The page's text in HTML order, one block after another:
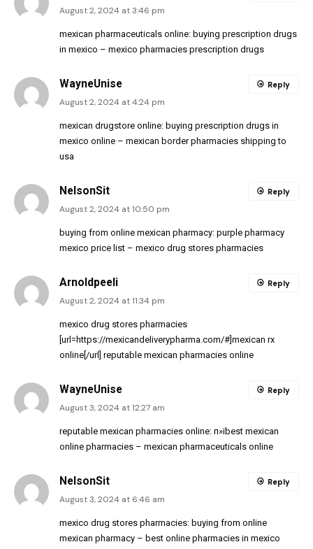
August 2, 2024 at 3:46 pm
mexican pharmaceuticals online: buying prescription drugs
in mexico – mexico pharmacies prescription drugs
WayneUnise
August 2, 2024 at 4:24 pm
mexican drugstore online: buying prescription drugs in
mexico online – mexican border pharmacies shipping to
usa
Reply
NelsonSit
August 2, 2024 at 10:50 pm
buying from online mexican pharmacy: purple pharmacy
mexico price list – mexico drug stores pharmacies
Reply
Arnoldpeeli
August 2, 2024 at 11:34 pm
mexico drug stores pharmacies
[url=https://mexicandeliverypharma.com/#]mexican rx
online[/url] reputable mexican pharmacies online
Reply
WayneUnise
August 3, 2024 at 12:27 am
reputable mexican pharmacies online: п»їbest mexican
online pharmacies – mexican pharmaceuticals online
Reply
NelsonSit
August 3, 2024 at 6:46 am
mexico drug stores pharmacies: buying from online
mexican pharmacy – best online pharmacies in mexico
Reply